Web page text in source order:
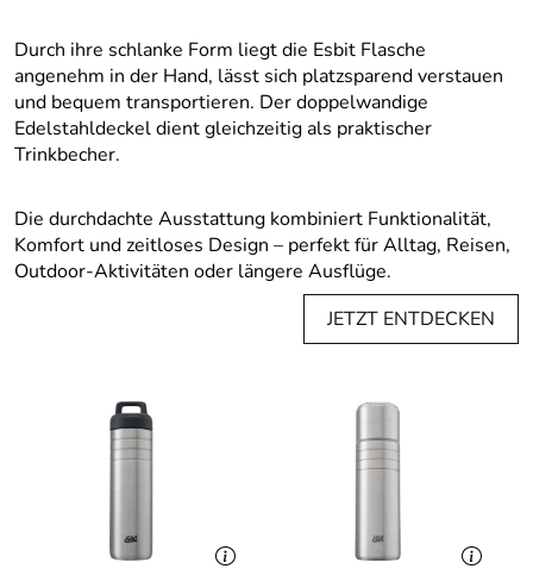
Durch ihre schlanke Form liegt die Esbit Flasche
angenehm in der Hand, lässt sich platzsparend verstauen
und bequem transportieren. Der doppelwandige
Edelstahldeckel dient gleichzeitig als praktischer
Trinkbecher.
Die durchdachte Ausstattung kombiniert Funktionalität,
Komfort und zeitloses Design – perfekt für Alltag, Reisen,
Outdoor-Aktivitäten oder längere Ausflüge.
JETZT ENTDECKEN